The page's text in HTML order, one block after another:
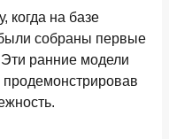
когда на базе
собраны первые
ранние модели